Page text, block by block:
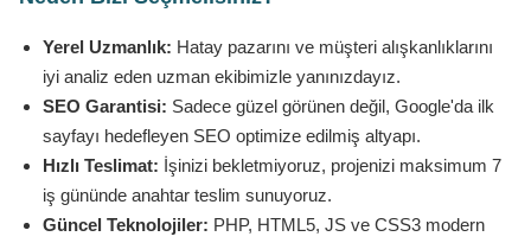
Yerel Uzmanlık: Hatay pazarını ve müşteri alışkanlıklarını
iyi analiz eden uzman ekibimizle yanınızdayız.
SEO Garantisi: Sadece güzel görünen değil, Google'da ilk
sayfayı hedefleyen SEO optimize edilmiş altyapı.
Hızlı Teslimat: İşinizi bekletmiyoruz, projenizi maksimum 7
iş gününde anahtar teslim sunuyoruz.
Güncel Teknolojiler: PHP, HTML5, JS ve CSS3 modern